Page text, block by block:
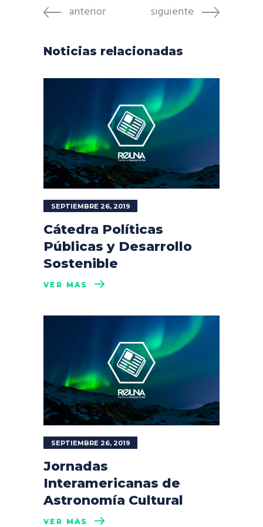
anterior siguiente
Noticias relacionadas
SEPTIEMBRE 26, 2019
Cátedra Políticas
Públicas y Desarrollo
Sostenible
VER MÁS
SEPTIEMBRE 26, 2019
Jornadas
Interamericanas de
Astronomía Cultural
VER MÁS